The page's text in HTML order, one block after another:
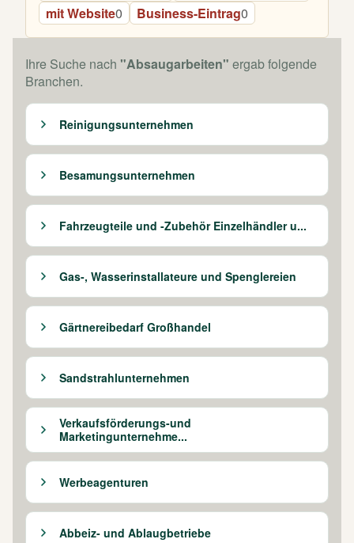
mit Website0 Business-Eintrag0
Ihre Suche nach "Absaugarbeiten" ergab folgende
Branchen.
Reinigungsunternehmen
Besamungsunternehmen
Fahrzeugteile und -Zubehör Einzelhändler u...
Gas-, Wasserinstallateure und Spenglereien
Gärtnereibedarf Großhandel
Sandstrahlunternehmen
Verkaufsförderungs-und
Marketingunternehme...
Werbeagenturen
Abbeiz- und Ablaugbetriebe